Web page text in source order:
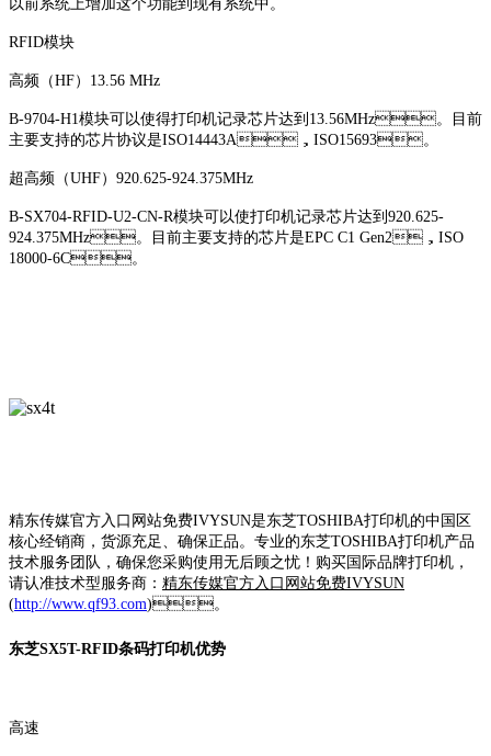
以前系统上增加这个功能到现有系统中。
RFID模块
高频（HF）13.56 MHz
B-9704-H1模块可以使得打印机记录芯片达到13.56MHz。目前
主要支持的芯片协议是ISO14443A，ISO15693。
超高频（UHF）920.625-924.375MHz
B-SX704-RFID-U2-CN-R模块可以使打印机记录芯片达到920.625-
924.375MHz。目前主要支持的芯片是EPC C1 Gen2，ISO
18000-6C。
精东传媒官方入口网站免费IVYSUN是东芝TOSHIBA打印机的中国区
核心经销商，货源充足、确保正品。专业的东芝TOSHIBA打印机产品
技术服务团队，确保您采购使用无后顾之忧！购买国际品牌打印机，
请认准技术型服务商： 精东传媒官方入口网站免费IVYSUN
(http://www.qf93.com)。
东芝SX5T-RFID条码打印机优势
高速